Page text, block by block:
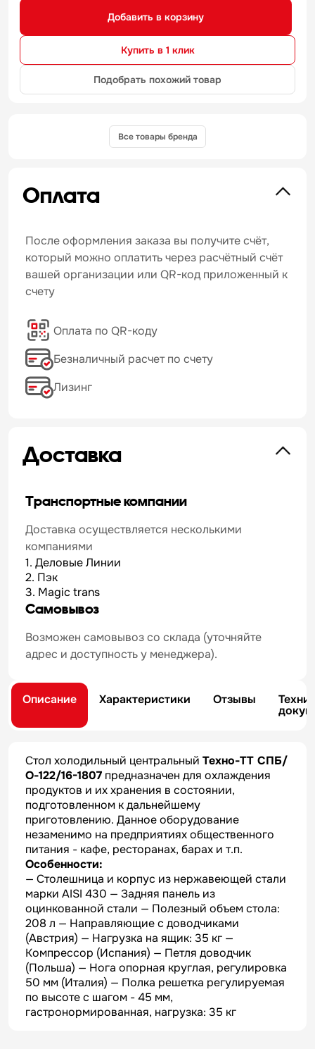
Добавить в корзину
Купить в 1 клик
Подобрать похожий товар
Все товары бренда
Оплата
После оформления заказа вы получите счёт,
который можно оплатить через расчётный счёт
вашей организации или QR-код приложенный к
счету
Оплата по QR-коду
Безналичный расчет по счету
Лизинг
Доставка
Транспортные компании
Доставка осуществляется несколькими
компаниями
1. Деловые Линии
2. Пэк
3. Magic trans
Самовывоз
Возможен самовывоз со склада (уточняйте
адрес и доступность у менеджера).
Описание Характеристики Отзывы
Стол холодильный центральный Техно-ТТ СПБ/
О-122/16-1807 предназначен для охлаждения
продуктов и их хранения в состоянии,
подготовленном к дальнейшему
приготовлению. Данное оборудование
незаменимо на предприятиях общественного
питания - кафе, ресторанах, барах и т.п.
Особенности:
— Столешница и корпус из нержавеющей стали
марки AISI 430 — Задняя панель из
оцинкованной стали — Полезный объем стола:
208 л — Направляющие с доводчиками
(Австрия) — Нагрузка на ящик: 35 кг —
Компрессор (Испания) — Петля доводчик
(Польша) — Нога опорная круглая, регулировка
50 мм (Италия) — Полка решетка регулируемая
по высоте с шагом - 45 мм,
гастронормированная, нагрузка: 35 кг